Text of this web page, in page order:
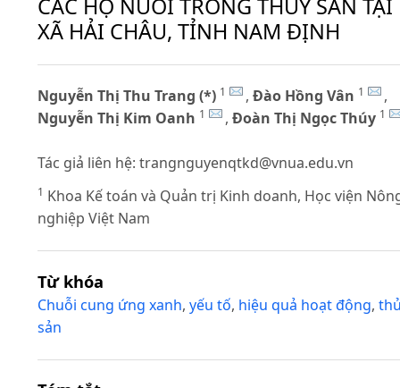
CÁC HỘ NUÔI TRỒNG THỦY SẢN TẠI
XÃ HẢI CHÂU, TỈNH NAM ĐỊNH
Nguyễn Thị Thu Trang (*) 1 , Đào Hồng Vân 1
,
Nguyễn Thị Kim Oanh 1 , Đoàn Thị Ngọc Thúy 1
Tác giả liên hệ: trangnguyenqtkd@vnua.edu.vn
1 Khoa Kế toán và Quản trị Kinh doanh, Học viện
nghiệp Việt Nam
Từ khóa
Chuỗi cung ứng xanh, yếu tố, hiệu quả hoạt động,
sản